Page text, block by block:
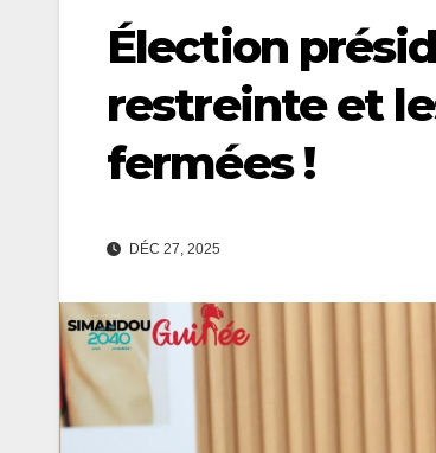
Élection
restreinte et
fermées !
DÉC 27, 2025